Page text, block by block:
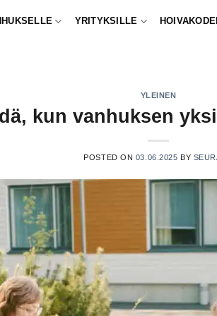
YRITYKSILLE
YLEINEN
kun vanhuksen
POSTED ON 03.06.2025 BY